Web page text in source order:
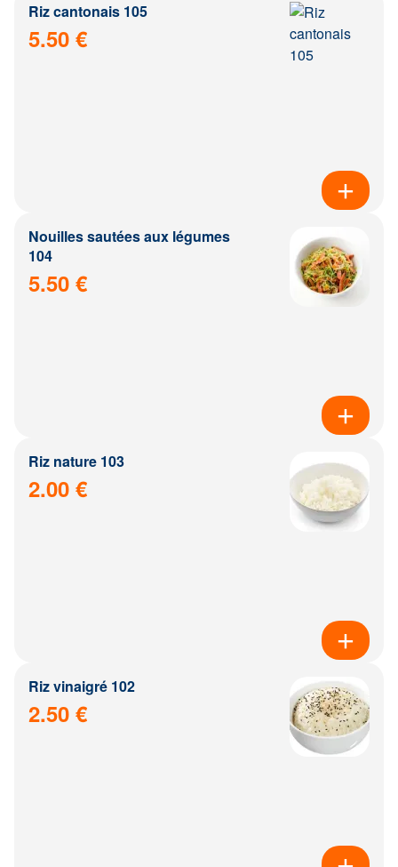
Riz cantonais 105
5.50 €
Nouilles sautées aux légumes
104
5.50 €
Riz nature 103
2.00 €
Riz vinaigré 102
2.50 €